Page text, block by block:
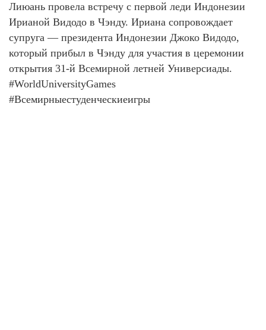
Лиюань провела встречу с первой леди Индонезии
Ирианой Видодо в Чэнду. Ириана сопровождает
супруга — президента Индонезии Джоко Видодо,
который прибыл в Чэнду для участия в церемонии
открытия 31-й Всемирной летней Универсиады.
#WorldUniversityGames
#Всемирныестуденческиеигры